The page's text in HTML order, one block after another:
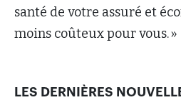
santé de votre assuré et
moins coûteux pour vous. »
LES DERNIÈRES